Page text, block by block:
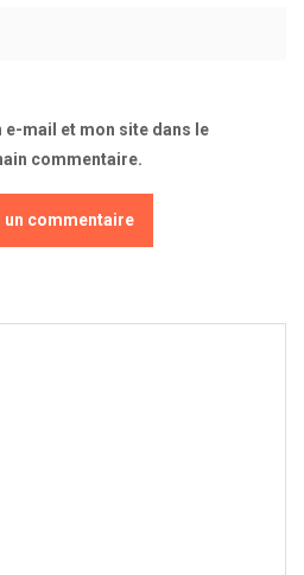
mail et mon site dans le
commentaire.